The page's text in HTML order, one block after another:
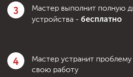
3
Мастер выполнит полную
устройства - бесплатно
4
Мастер устранит проблему
свою работу